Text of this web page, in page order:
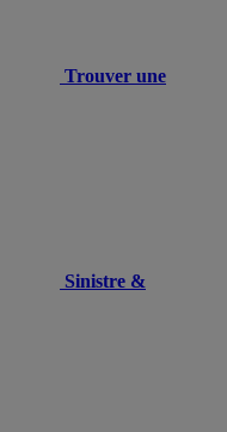
Trouver une
Sinistre &